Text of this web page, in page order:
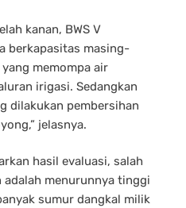
kanan, BWS V
berkapasitas masing-
memompa air
irigasi. Sedangkan
dilakukan pembersihan
jelasnya.
hasil evaluasi, salah
menurunnya tinggi
sumur dangkal milik